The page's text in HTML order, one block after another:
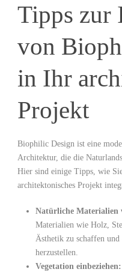
Tipps zur
von‍
in Ihr
Projekt
Biophilic Design ist eine
Architektur, die die
Hier sind einige⁢ Tipps, ‍wie
architektonisches Projekt
Natürliche ⁢Materialien
⁢Materialien wie Holz,
Ästhetik⁤ zu⁢ schaffen
herzustellen.
Vegetation einbeziehen: